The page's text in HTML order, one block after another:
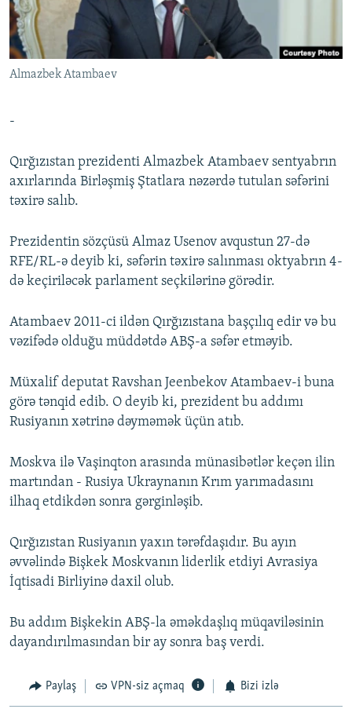
İNFOQRAFIKA
KARIKATURA
AZƏRBAYCAN ƏDƏBIYYATI KITABXANASI
İSLAM VƏ DEMOKRATIYA
İZ - MƏDƏNIYYƏT PROQRAMI
MISSIYAMIZ
PEŞƏ ETIKASI VƏ JURNALISTIKA STANDARTLARIMIZ
MATERIALLARIMIZDAN ISTIFADƏ
XƏBƏR BÜLLETENLƏRIMIZ
BIZI IZLƏ
Almazbek Atambaev
-
Qırğızıstan prezidenti Almazbek Atambaev sentyabrın
axırlarında Birləşmiş Ştatlara nəzərdə tutulan səfərini
təxirə salıb.
Prezidentin sözçüsü Almaz Usenov avqustun 27-də
RFE/RL-ə deyib ki, səfərin təxirə salınması oktyabrın 4-
də keçiriləcək parlament seçkilərinə görədir.
Atambaev 2011-ci ildən Qırğızıstana başçılıq edir və bu
vəzifədə olduğu müddətdə ABŞ-a səfər etməyib.
Müxalif deputat Ravshan Jeenbekov Atambaev-i buna
görə tənqid edib. O deyib ki, prezident bu addımı
Rusiyanın xətrinə dəyməmək üçün atıb.
Moskva ilə Vaşinqton arasında münasibətlər keçən ilin
martından - Rusiya Ukraynanın Krım yarımadasını
ilhaq etdikdən sonra gərginləşib.
Qırğızıstan Rusiyanın yaxın tərəfdaşıdır. Bu ayın
əvvəlində Bişkek Moskvanın liderlik etdiyi Avrasiya
İqtisadi Birliyinə daxil olub.
Bu addım Bişkekin ABŞ-la əməkdaşlıq müqaviləsinin
dayandırılmasından bir ay sonra baş verdi.
Paylaş VPN-siz açmaq Bizi izlə